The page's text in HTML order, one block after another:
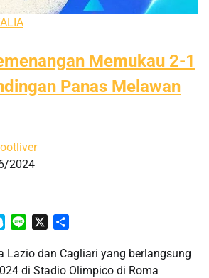
Memukau 2-1
Panas Melawan
2024
SkypeLine
Lazio dan Cagliari yang berlangsung
di Stadio Olimpico di Roma